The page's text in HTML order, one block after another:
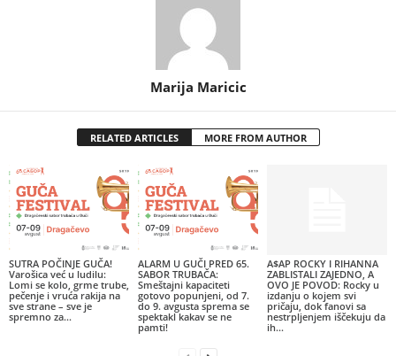
Marija Maricic
RELATED ARTICLES MORE FROM AUTHOR
SUTRA POČINJE GUČA!
Varošica već u ludilu:
Lomi se kolo, grme trube,
pečenje i vruća rakija na
sve strane – sve je
spremno za...
ALARM U GUČI PRED 65.
SABOR TRUBAČA:
Smeštajni kapaciteti
gotovo popunjeni, od 7.
do 9. avgusta sprema se
spektakl kakav se ne
pamti!
A$AP ROCKY I RIHANNA
ZABLISTALI ZAJEDNO, A
OVO JE POVOD: Rocky u
izdanju o kojem svi
pričaju, dok fanovi sa
nestrpljenjem iščekuju da
ih...